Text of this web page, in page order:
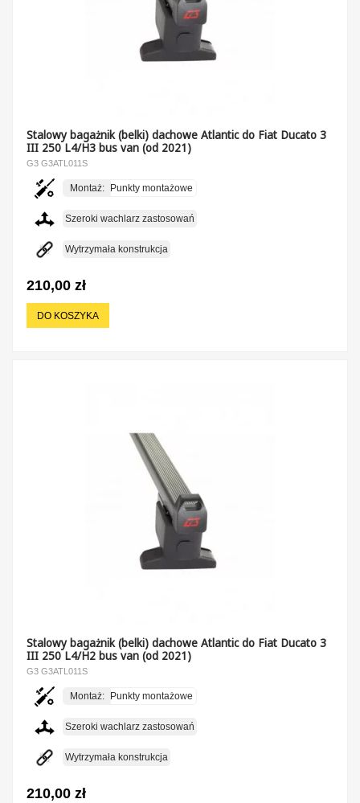
Stalowy bagażnik (belki) dachowe Atlantic do Fiat Ducato 3
III 250 L4/H3 bus van (od 2021)
G3 G3ATL011S
Montaż: Punkty montażowe
Szeroki wachlarz zastosowań
Wytrzymała konstrukcja
210,00 zł
DO KOSZYKA
Stalowy bagażnik (belki) dachowe Atlantic do Fiat Ducato 3
III 250 L4/H2 bus van (od 2021)
G3 G3ATL011S
Montaż: Punkty montażowe
Szeroki wachlarz zastosowań
Wytrzymała konstrukcja
210,00 zł